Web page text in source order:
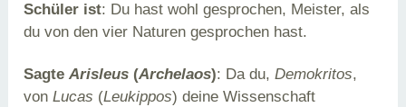
Schüler ist: Du hast wohl gesprochen, Meister, als
du von den vier Naturen gesprochen hast.
SagteArisleus (Archelaos): Da du,Demokritos,
vonLucas (Leukippos) deine Wissenschaft